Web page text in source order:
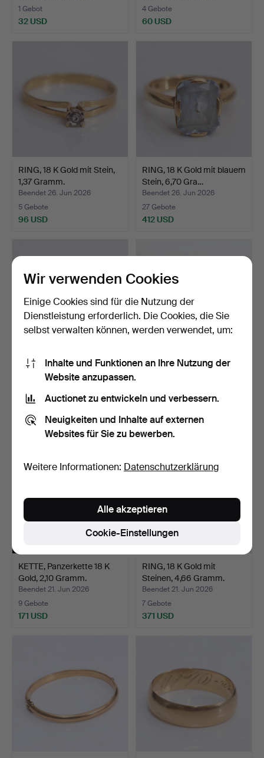
1 Gebot
32 USD
4 Gebote
60 USD
RING, 18 K Gold mit Stein,
1,37 Gramm.
Beendet 26. Jun 2026
5 Gebote
96 USD
RING, 18 K Gold mit blauem
Stein, 6,70 Gra…
Beendet 26. Jun 2026
27 Gebote
412 USD
RING, 18 K Gold mit blauem
Stein, Alton, 4…
13 Gebote
294 USD
OHRRINGE, ein Paar 18 K
210 USD
KETTE, Panzerkette 18 K
Gold, 2,10 Gramm.
Beendet 21. Jun 2026
9 Gebote
171 USD
RING, 18 K Gold mit
Steinen, 4,66 Gramm.
Beendet 21. Jun 2026
7 Gebote
371 USD
Wir verwenden Cookies
Einige Cookies sind für die Nutzung der
Dienstleistung erforderlich. Die Cookies, die Sie
selbst verwalten können, werden verwendet, um:
Inhalte und Funktionen an Ihre Nutzung der
Website anzupassen.
Auctionet zu entwickeln und verbessern.
Neuigkeiten und Inhalte auf externen
Websites für Sie zu bewerben.
Weitere Informationen: Datenschutzerklärung
Cookie-Einstellungen
Alle akzeptieren